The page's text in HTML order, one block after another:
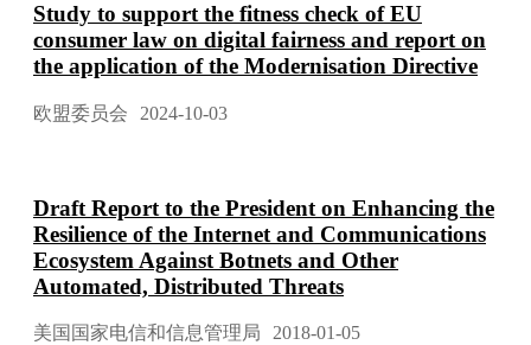
Study to support the fitness check of EU
consumer law on digital fairness and report on
the application of the Modernisation Directive
欧盟委员会 2024-10-03
Draft Report to the President on Enhancing the
Resilience of the Internet and Communications
Ecosystem Against Botnets and Other
Automated, Distributed Threats
美国国家电信和信息管理局 2018-01-05